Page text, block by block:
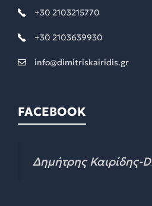
+30 2103215770
+30 2103639930
info@dimitriskairidis.gr
FACEBOOK
Δημήτρης Καιρίδης-